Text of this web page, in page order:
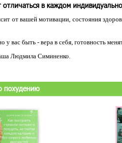
отличаться в каждом
от вашей мотивации, состояния
у вас быть - вера в себя, готовность
Людмила Симиненко.
похудению